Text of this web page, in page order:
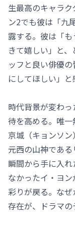
生最高のキャラ
ン2でも彼は「九
露する。彼は「
きて嬉しい」と
ッフと良い俳優
にしてほしい」と
時代背景が変わ
待を高める。唯一
京城（キョンソン
元西の山神であ
瞬間から手に入
なかったイ・ヨ
彩りが戻る。な
存在が、ドラマの